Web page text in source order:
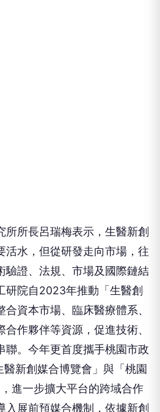
所所長呂瑞梅表示，生醫新創
活水，但從研發走向市場，往
驗證、法規、市場及國際鏈結
研院自2023年推動「生醫創
資本市場、臨床醫療體系、
作夥伴等資源，促進技術、
聯。今年更首度攜手桃園市政
醫新創媒合博覽會」與「桃園
進一步擴大平台的跨域合作
入展前預媒合機制，依據新創